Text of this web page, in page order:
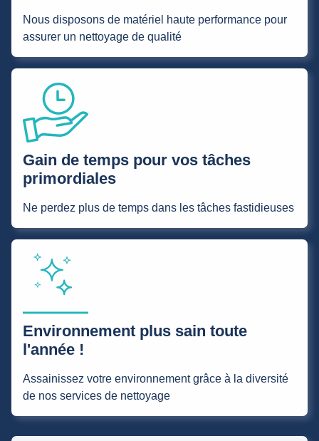
Nous disposons de matériel haute performance pour
assurer un nettoyage de qualité
Gain de temps pour vos tâches
primordiales
Ne perdez plus de temps dans les tâches fastidieuses
Environnement plus sain toute
l'année !
Assainissez votre environnement grâce à la diversité
de nos services de nettoyage